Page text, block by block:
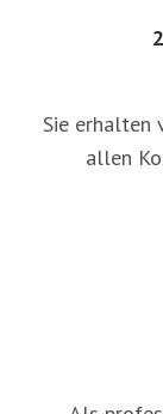
Sie erhalten
allen